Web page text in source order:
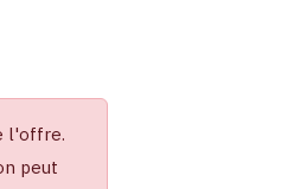
l'offre.
peut